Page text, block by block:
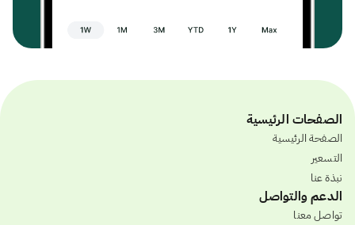
الصفحات الرئيسية
الصفحة الرئيسية
التسعير
نبذة عنا
الدعم والتواصل
تواصل معنا